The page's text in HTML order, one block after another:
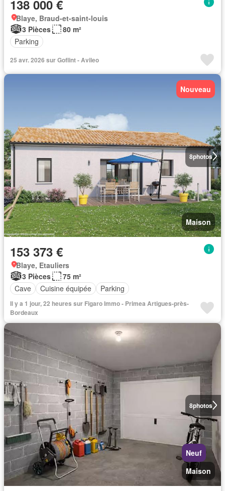
138 000 €
Blaye, Braud-et-saint-louis
3 Pièces
80 m²
Parking
25 avr. 2026 sur Goflint - Avileo
8photos
Nouveau
Maison
153 373 €
Blaye, Etauliers
3 Pièces
75 m²
Cave
Cuisine équipée Parking
Il y a 1 jour, 22 heures sur Figaro Immo - Primea Artigues-près-
Bordeaux
8photos
Neuf
Maison